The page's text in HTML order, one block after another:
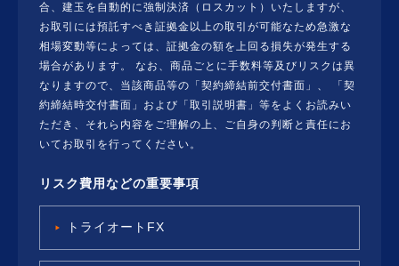
合、建玉を自動的に強制決済（ロスカット）いたしますが、
お取引には預託すべき証拠金以上の取引が可能なため急激な
相場変動等によっては、証拠金の額を上回る損失が発生する
場合があります。 なお、商品ごとに手数料等及びリスクは異
なりますので、当該商品等の「契約締結前交付書面」、 「契
約締結時交付書面」および「取引説明書」等をよくお読みい
ただき、それら内容をご理解の上、ご自身の判断と責任にお
いてお取引を行ってください。
リスク費用などの重要事項
トライオートFX